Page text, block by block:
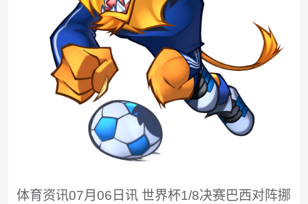
体育资讯07月06日讯 世界杯1/8决赛巴西对阵挪